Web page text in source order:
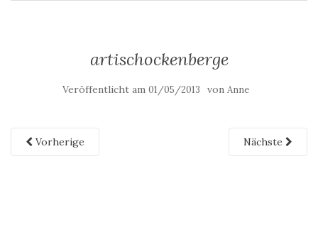
artischockenberge
Veröffentlicht am 01/05/2013 von Anne
Vorherige Nächste